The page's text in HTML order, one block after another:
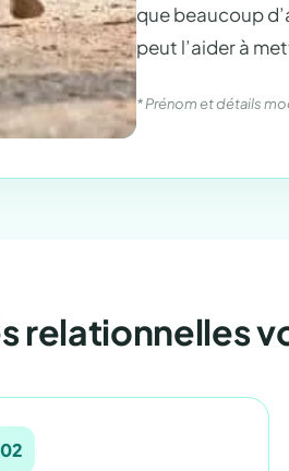
que beaucoup
peut l’aider à
* Prénom et détails
relationnelles
02